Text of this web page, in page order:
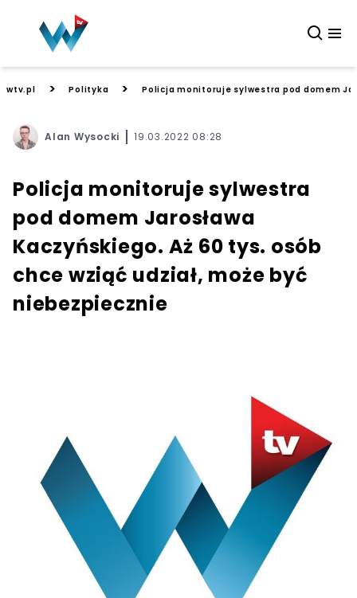
wtv.pl > Polityka > Policja monitoruje sylwestra pod domem
Alan Wysocki 19.03.2022 08:28
Policja monitoruje sylwestra
pod domem Jarosława
Kaczyńskiego. Aż 60 tys. osób
chce wziąć udział, może być
niebezpiecznie